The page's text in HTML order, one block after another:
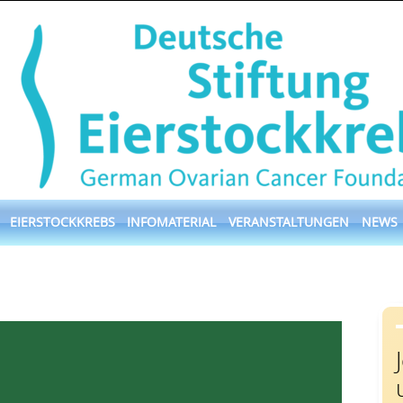
EIERSTOCKKREBS INFOMATERIAL VERANSTALTUNGEN NEWS